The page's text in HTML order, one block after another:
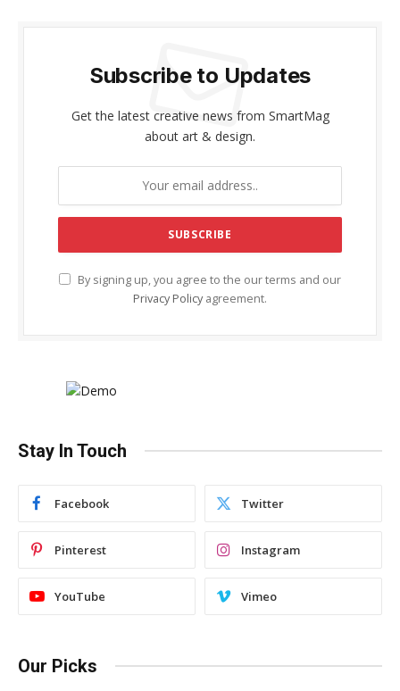
Subscribe to Updates
Get the latest creative news from SmartMag
about art & design.
By signing up, you agree to the our terms and our
Privacy Policy agreement.
Stay In Touch
Facebook Twitter
Pinterest Instagram
YouTube Vimeo
Our Picks